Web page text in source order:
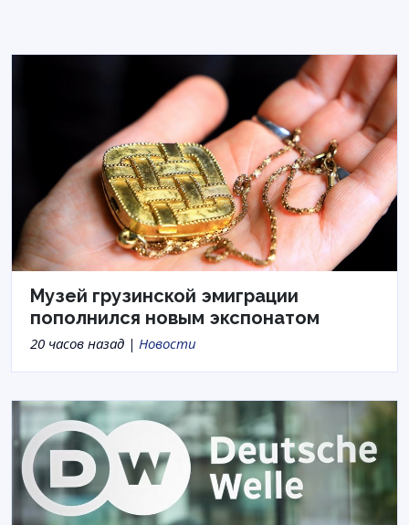
Музей грузинской эмиграции
пополнился новым экспонатом
20 часов назад | Новости